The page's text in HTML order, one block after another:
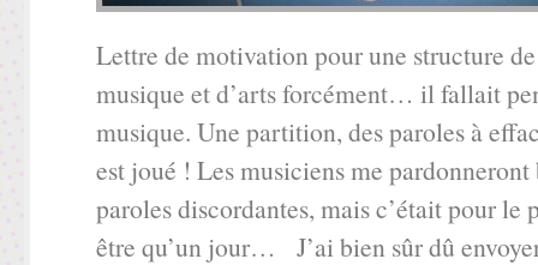
Lettre de motivation pour une structure
musique et d’arts forcément… il fallait
musique. Une partition, des paroles à
est joué ! Les musiciens me pardonneront
paroles discordantes, mais c’était pour le
être qu’un jour… J’ai bien sûr dû